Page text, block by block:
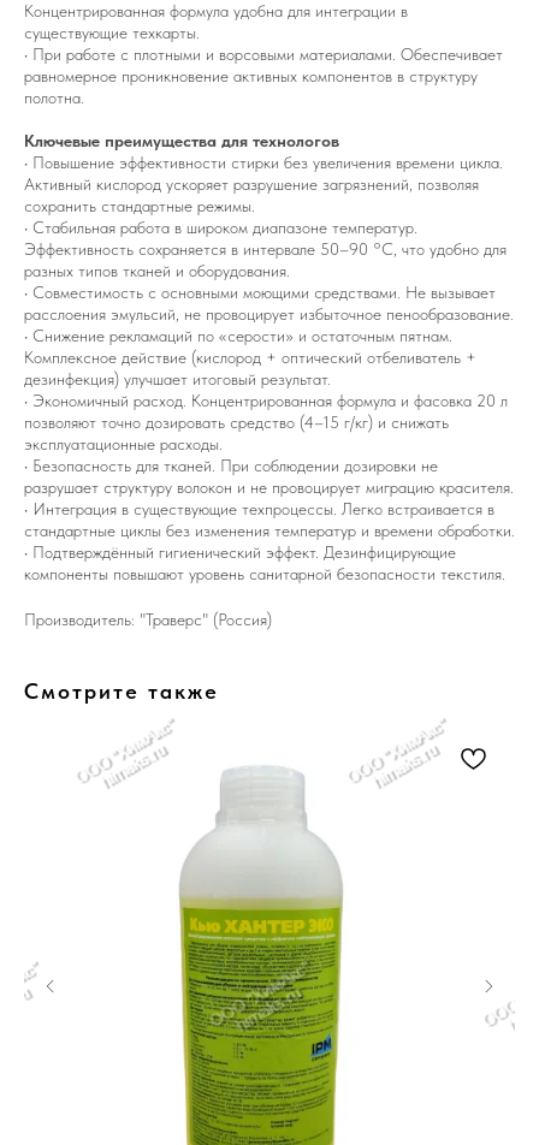
Концентрированная формула удобна для интеграции в
существующие техкарты.
• При работе с плотными и ворсовыми материалами. Обеспечивает
равномерное проникновение активных компонентов в структуру
полотна.
Ключевые преимущества для технологов
• Повышение эффективности стирки без увеличения времени цикла.
Активный кислород ускоряет разрушение загрязнений, позволяя
сохранить стандартные режимы.
• Стабильная работа в широком диапазоне температур.
Эффективность сохраняется в интервале 50–90 °C, что удобно для
разных типов тканей и оборудования.
• Совместимость с основными моющими средствами. Не вызывает
расслоения эмульсий, не провоцирует избыточное пенообразование.
• Снижение рекламаций по «серости» и остаточным пятнам.
Комплексное действие (кислород + оптический отбеливатель +
дезинфекция) улучшает итоговый результат.
• Экономичный расход. Концентрированная формула и фасовка 20 л
позволяют точно дозировать средство (4–15 г/кг) и снижать
эксплуатационные расходы.
• Безопасность для тканей. При соблюдении дозировки не
разрушает структуру волокон и не провоцирует миграцию красителя.
• Интеграция в существующие техпроцессы. Легко встраивается в
стандартные циклы без изменения температур и времени обработки.
• Подтверждённый гигиенический эффект. Дезинфицирующие
компоненты повышают уровень санитарной безопасности текстиля.
Производитель: "Траверс" (Россия)
Смотрите также